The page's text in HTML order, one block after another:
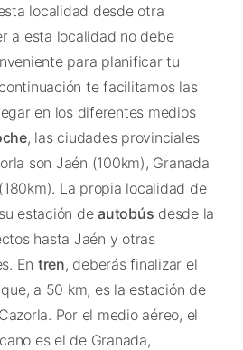
localidad desde otra
a esta localidad no debe
para planificar tu
te facilitamos las
en los diferentes medios
, las ciudades provinciales
son Jaén (100km), Granada
La propia localidad de
estación deautobús desde la
hasta Jaén y otras
En tren, deberás finalizar el
a 50 km, es la estación de
Por el medio aéreo, el
es el de Granada,